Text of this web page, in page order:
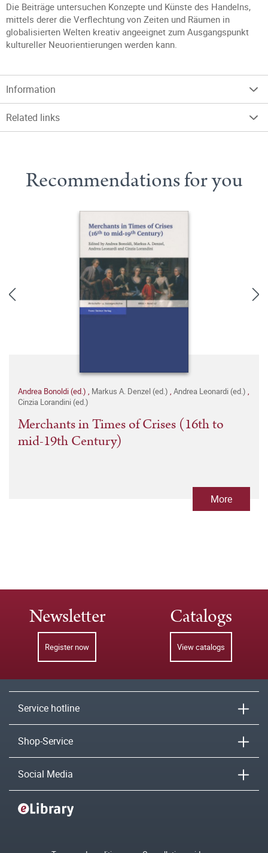
Die Beiträge untersuchen Konzepte und Künste des Handelns,
mittels derer die Verflechtung von Zeiten und Räumen in
globalisierten Welten kreativ angeeignet zum Ausgangspunkt
kultureller Neuorientierungen werden kann.
Information
Related links
Recommendations for you
Andrea Bonoldi (ed.) , Markus A. Denzel (ed.) , Andrea Leonardi (ed.) ,
Cinzia Lorandini (ed.)
Merchants in Times of Crises (16th to
mid-19th Century)
More
Newsletter
Register now
Catalogs
View catalogs
Service hotline
Shop-Service
Social Media